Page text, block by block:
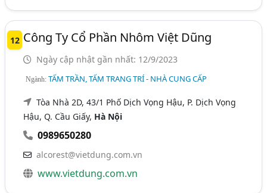
12 Công Ty Cổ Phần Nhôm Việt Dũng
Ngày cập nhật gần nhất: 12/9/2023
Ngành:TẤM TRẦN, TẤM TRANG TRÍ - NHÀ CUNG CẤP
Tòa Nhà 2D, 43/1 Phố Dịch Vọng Hậu, P. Dịch Vọng
Hậu, Q. Cầu Giấy, Hà Nội
0989650280
alcorest@vietdung.com.vn
www.vietdung.com.vn